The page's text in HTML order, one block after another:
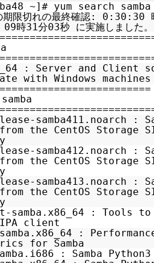
~]# yum search samba
期限切れの最終確認: 0:30:30
時31分03秒 に実施しました。
: Server and Client
with Windows machines
samba411.noarch :
the CentOS Storage
samba412.noarch :
the CentOS Storage
samba413.noarch :
the CentOS Storage
samba.x86_64 : Tools
IPA client
samba.x86_64 :
for Samba
: Samba